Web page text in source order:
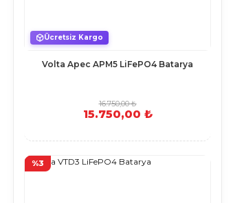
Ücretsiz Kargo
Volta Apec APM5 LiFePO4 Batarya
16.750,00 ₺
15.750,00 ₺
%3